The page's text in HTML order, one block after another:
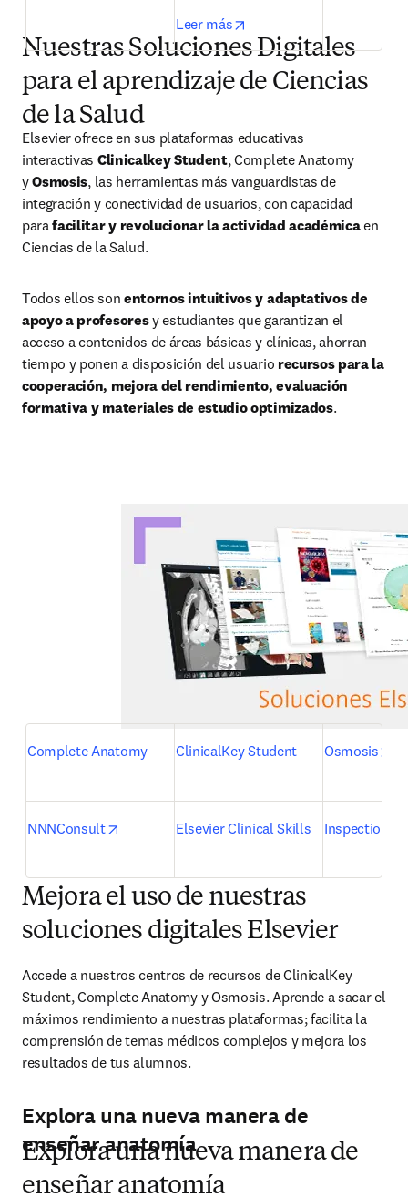
Leer más
Nuestras Soluciones Digitales
para el aprendizaje de Ciencias
de la Salud
Elsevier ofrece en sus plataformas educativas
interactivas Clinicalkey Student, Complete Anatomy
y Osmosis, las herramientas más vanguardistas de
integración y conectividad de usuarios, con capacidad
para facilitar y revolucionar la actividad académica en
Ciencias de la Salud.
Todos ellos son entornos intuitivos y adaptativos de
apoyo a profesores y estudiantes que garantizan el
acceso a contenidos de áreas básicas y clínicas, ahorran
tiempo y ponen a disposición del usuario recursos para la
cooperación, mejora del rendimiento, evaluación
formativa y materiales de estudio optimizados.
Complete Anatomy ClinicalKey Student Osmosis
NNNConsult opens in new tab/window
Elsevier Clinical Skills Inspection
Mejora el uso de nuestras
soluciones digitales Elsevier
Accede a nuestros centros de recursos de ClinicalKey
Student, Complete Anatomy y Osmosis. Aprende a sacar el
máximos rendimiento a nuestras plataformas; facilita la
comprensión de temas médicos complejos y mejora los
resultados de tus alumnos.
Explora una nueva manera de
enseñar anatomía
Explora una nueva manera de
enseñar anatomía